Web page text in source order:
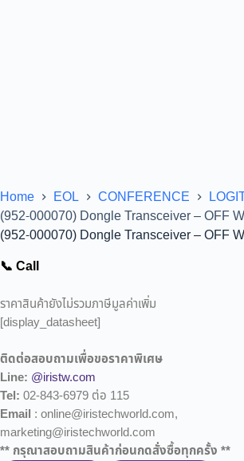
Home EOL CONFERENCE
(952-000070) Dongle Transceiver – OFF
(952-000070) Dongle Transceiver – OFF
📞 Call
ราคาสินค้ายังไม่รวมภาษีมูลค่าเพิ่ม
[display_datasheet]
ติดต่อสอบถามเพื่อขอราคาพิเศษ
Line: @iristw.com
Tel: 02-843-6979 ต่อ 115
Email : online@iristechworld.com,
marketing@iristechworld.com
** กรุณาสอบถามสินค้าก่อนกดสั่งซื้อทุกครั้ง **